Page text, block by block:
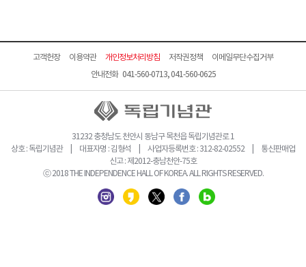
고객헌장 이용약관 개인정보처리방침 저작권정책
이메일무단수집거부
안내전화 041-560-0713, 041-560-0625
31232 충청남도 천안시 동남구 목천읍 독립기념관로 1
상호 : 독립기념관 | 대표자명 : 김형석 | 사업자등록번호 : 312-82-02552 | 통신판매업
신고 : 제2012-충남천안-75호
ⓒ 2018 THE INDEPENDENCE HALL OF KOREA. ALL RIGHTS RESERVED.